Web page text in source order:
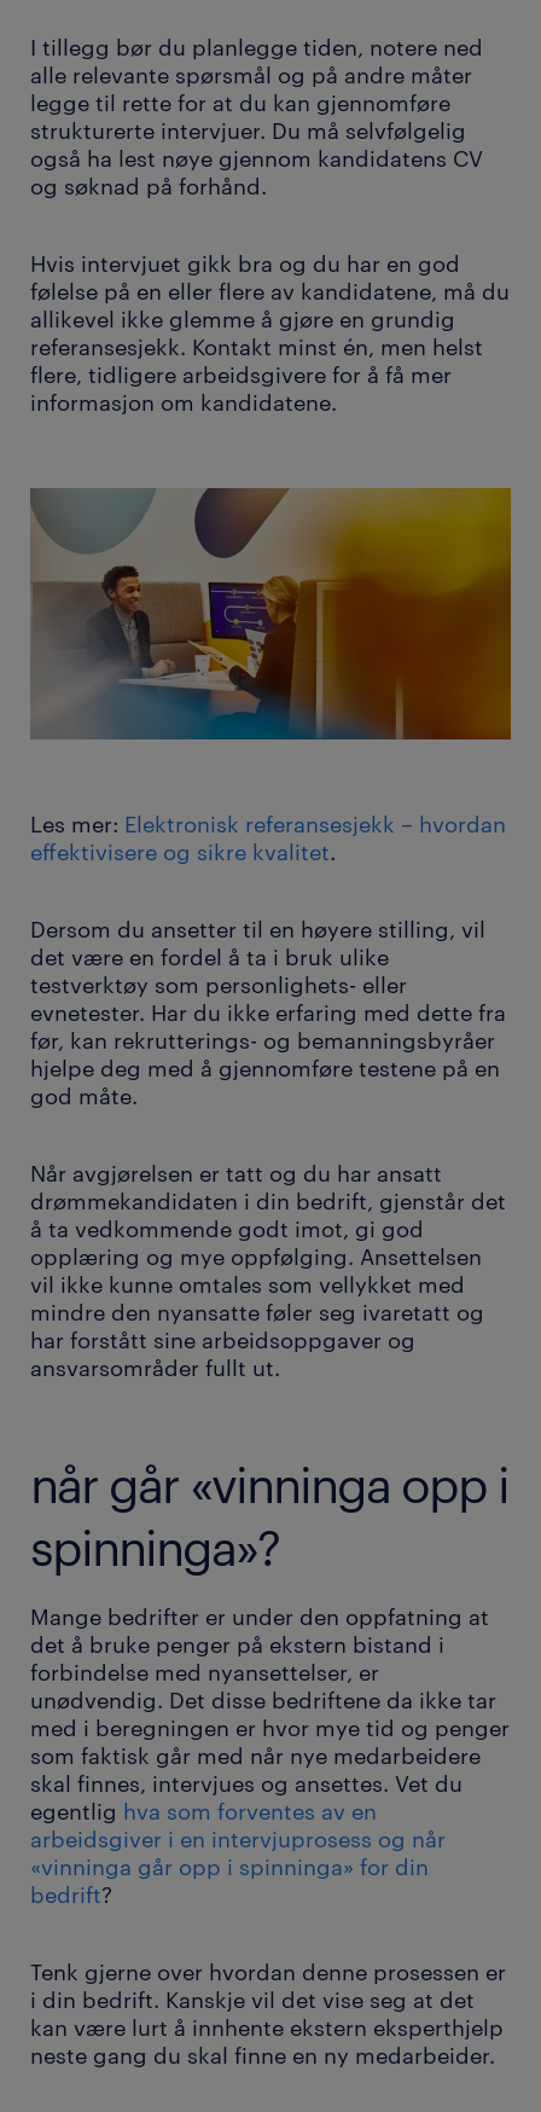
I tillegg bør du planlegge tiden, notere ned
alle relevante spørsmål og på andre måter
legge til rette for at du kan gjennomføre
strukturerte intervjuer. Du må selvfølgelig
også ha lest nøye gjennom kandidatens CV
og søknad på forhånd.
Hvis intervjuet gikk bra og du har en god
følelse på en eller flere av kandidatene, må du
allikevel ikke glemme å gjøre en grundig
referansesjekk. Kontakt minst én, men helst
flere, tidligere arbeidsgivere for å få mer
informasjon om kandidatene.
Les mer: Elektronisk referansesjekk – hvordan
effektivisere og sikre kvalitet.
Dersom du ansetter til en høyere stilling, vil
det være en fordel å ta i bruk ulike
testverktøy som personlighets- eller
evnetester. Har du ikke erfaring med dette fra
før, kan rekrutterings- og bemanningsbyråer
hjelpe deg med å gjennomføre testene på en
god måte.
Når avgjørelsen er tatt og du har ansatt
drømmekandidaten i din bedrift, gjenstår det
å ta vedkommende godt imot, gi god
opplæring og mye oppfølging. Ansettelsen
vil ikke kunne omtales som vellykket med
mindre den nyansatte føler seg ivaretatt og
har forstått sine arbeidsoppgaver og
ansvarsområder fullt ut.
når går «vinninga opp i
spinninga»?
Mange bedrifter er under den oppfatning at
det å bruke penger på ekstern bistand i
forbindelse med nyansettelser, er
unødvendig. Det disse bedriftene da ikke tar
med i beregningen er hvor mye tid og penger
som faktisk går med når nye medarbeidere
skal finnes, intervjues og ansettes. Vet du
egentlig hva som forventes av en
arbeidsgiver i en intervjuprosess og når
«vinninga går opp i spinninga» for din
bedrift?
Tenk gjerne over hvordan denne prosessen er
i din bedrift. Kanskje vil det vise seg at det
kan være lurt å innhente ekstern eksperthjelp
neste gang du skal finne en ny medarbeider.